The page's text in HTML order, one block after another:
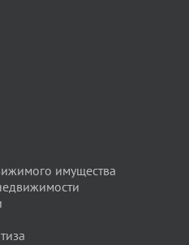
имущества